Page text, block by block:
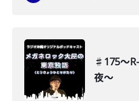
♯175〜
夜〜